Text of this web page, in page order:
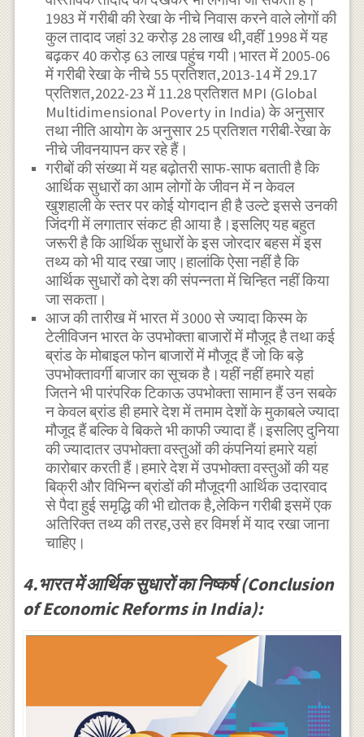
1983 में गरीबी की रेखा के नीचे निवास करने वाले लोगों की
कुल तादाद जहां 32 करोड़ 28 लाख थी,वहीं 1998 में यह
बढ़कर 40 करोड़ 63 लाख पहुंच गयी।भारत में 2005-06
में गरीबी रेखा के नीचे 55 प्रतिशत,2013-14 में 29.17
प्रतिशत,2022-23 में 11.28 प्रतिशत MPI (Global
Multidimensional Poverty in India) के अनुसार
तथा नीति आयोग के अनुसार 25 प्रतिशत गरीबी-रेखा के
नीचे जीवनयापन कर रहे हैं।
गरीबों की संख्या में यह बढ़ोतरी साफ-साफ बताती है कि
आर्थिक सुधारों का आम लोगों के जीवन में न केवल
खुशहाली के स्तर पर कोई योगदान ही है उल्टे इससे उनकी
जिंदगी में लगातार संकट ही आया है।इसलिए यह बहुत
जरूरी है कि आर्थिक सुधारों के इस जोरदार बहस में इस
तथ्य को भी याद रखा जाए।हालांकि ऐसा नहीं है कि
आर्थिक सुधारों को देश की संपन्नता में चिन्हित नहीं किया
जा सकता।
आज की तारीख में भारत में 3000 से ज्यादा किस्म के
टेलीविजन भारत के उपभोक्ता बाजारों में मौजूद है तथा कई
ब्रांड के मोबाइल फोन बाजारों में मौजूद हैं जो कि बड़े
उपभोक्तावर्गी बाजार का सूचक है।यहीं नहीं हमारे यहां
जितने भी पारंपरिक टिकाऊ उपभोक्ता सामान हैं उन सबके
न केवल ब्रांड ही हमारे देश में तमाम देशों के मुकाबले ज्यादा
मौजूद हैं बल्कि वे बिकते भी काफी ज्यादा हैं।इसलिए दुनिया
की ज्यादातर उपभोक्ता वस्तुओं की कंपनियां हमारे यहां
कारोबार करती हैं।हमारे देश में उपभोक्ता वस्तुओं की यह
बिक्री और विभिन्न ब्रांडों की मौजूदगी आर्थिक उदारवाद
से पैदा हुई समृद्धि की भी द्योतक है,लेकिन गरीबी इसमें एक
अतिरिक्त तथ्य की तरह,उसे हर विमर्श में याद रखा जाना
चाहिए।
4.भारत में आर्थिक सुधारों का निष्कर्ष (Conclusion
of Economic Reforms in India):